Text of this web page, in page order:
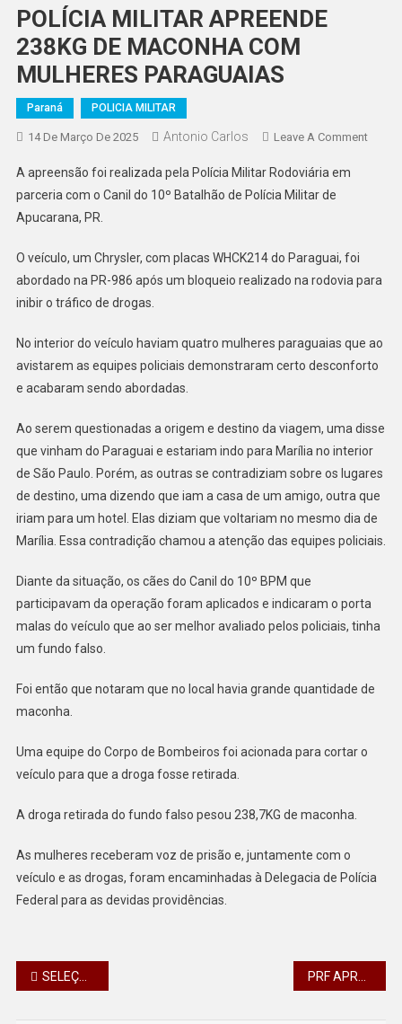
POLÍCIA MILITAR APREENDE
238KG DE MACONHA COM
MULHERES PARAGUAIAS
Paraná POLICIA MILITAR
14 De Março De 2025 Antonio Carlos Leave A CommentOn
COM
A apreensão foi realizada pela Polícia Militar Rodoviária em
parceria com o Canil do 10º Batalhão de Polícia Militar de
Apucarana, PR.
O veículo, um Chrysler, com placas WHCK214 do Paraguai, foi
abordado na PR-986 após um bloqueio realizado na rodovia para
inibir o tráfico de drogas.
No interior do veículo haviam quatro mulheres paraguaias que ao
avistarem as equipes policiais demonstraram certo desconforto
e acabaram sendo abordadas.
Ao serem questionadas a origem e destino da viagem, uma disse
que vinham do Paraguai e estariam indo para Marília no interior
de São Paulo. Porém, as outras se contradiziam sobre os lugares
de destino, uma dizendo que iam a casa de um amigo, outra que
iriam para um hotel. Elas diziam que voltariam no mesmo dia de
Marília. Essa contradição chamou a atenção das equipes policiais.
Diante da situação, os cães do Canil do 10º BPM que
participavam da operação foram aplicados e indicaram o porta
malas do veículo que ao ser melhor avaliado pelos policiais, tinha
um fundo falso.
Foi então que notaram que no local havia grande quantidade de
maconha.
Uma equipe do Corpo de Bombeiros foi acionada para cortar o
veículo para que a droga fosse retirada.
A droga retirada do fundo falso pesou 238,7KG de maconha.
As mulheres receberam voz de prisão e, juntamente com o
veículo e as drogas, foram encaminhadas à Delegacia de Polícia
Federal para as devidas providências.
Navegação
SELEÇÃO BRASILEIRA DE FUTSAL CONQUISTA TÍTULO COM CAMPANHA INVICTA EM SÃO JOSÉ DOS PINHAIS